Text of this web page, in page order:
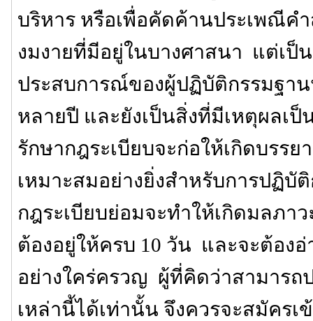
บริหาร หรือเพื่อคัดค้านประเพณีค
งมงายที่มีอยู่ในบางศาสนา แต่เป็
ประสบการณ์ของผู้ปฏิบัติกรรมฐา
หลายปี และยังเป็นสิ่งที่มีเหตุผลเ
รักษากฎระเบียบจะก่อให้เกิดบรรย
เหมาะสมอย่างยิ่งสำหรับการปฏิบั
กฎระเบียบย่อมจะทำให้เกิดมลภา
ต้องอยู่ให้ครบ 10 วัน และจะต้องอ่
อย่างใคร่ครวญ ผู้ที่คิดว่าสามาร
เหล่านี้ได้เท่านั้น จึงควรจะสมัคร